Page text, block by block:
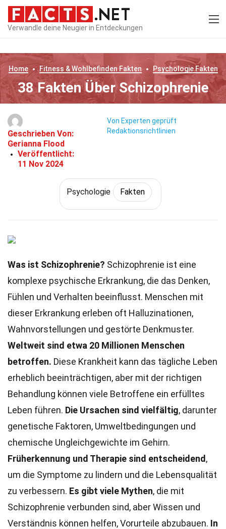
Verwandle deine Neugier in Entdeckungen
Home Fitness & Wohlbefinden Fakten PsychologieFakten
38 Fakten Über Schizophrenie
Geschrieben Von:
Gerianna Flood
Veröffentlicht:
11 Nov 2024
Von Experten geprüft
Redaktionsrichtlinien
Psychologie Fakten
Was ist Schizophrenie? Schizophrenie ist eine
komplexe psychische Erkrankung, die das Denken,
Fühlen und Verhalten beeinflusst. Menschen mit
dieser Erkrankung erleben oft Halluzinationen,
Wahnvorstellungen und gestörte Denkmuster.
Weltweit sind etwa 20 Millionen Menschen
betroffen. Diese Krankheit kann das tägliche Leben
erheblich beeinträchtigen, aber mit der richtigen
Behandlung können viele Betroffene ein erfülltes
Leben führen. Die Ursachen sind vielfältig, darunter
genetische Faktoren, Umweltbedingungen und
chemische Ungleichgewichte im Gehirn.
Früherkennung und Therapie sind entscheidend ,
um die Symptome zu lindern und die Lebensqualität
zu verbessern. Es gibt viele Mythen, die mit
Schizophrenie verbunden sind, aber Wissen und
Verständnis können helfen, Vorurteile abzubauen. In